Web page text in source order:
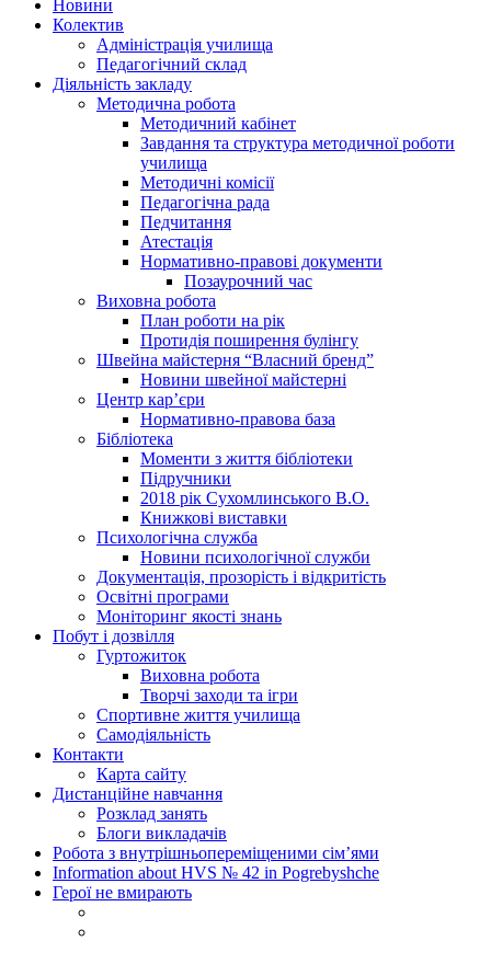
Новини
Колектив
Адміністрація училища
Педагогічний склад
Діяльність закладу
Методична робота
Методичний кабінет
Завдання та структура методичної роботи
училища
Методичні комісії
Педагогічна рада
Педчитання
Атестація
Нормативно-правові документи
Позаурочний час
Виховна робота
План роботи на рік
Протидія поширення булінгу
Швейна майстерня “Власний бренд”
Новини швейної майстерні
Центр кар’єри
Нормативно-правова база
Бібліотека
Моменти з життя бібліотеки
Підручники
2018 рік Сухомлинського В.О.
Книжкові виставки
Психологічна служба
Новини психологічної служби
Документація, прозорість і відкритість
Освітні програми
Моніторинг якості знань
Побут і дозвілля
Гуртожиток
Виховна робота
Творчі заходи та ігри
Спортивне життя училища
Самодіяльність
Контакти
Карта сайту
Дистанційне навчання
Розклад занять
Блоги викладачів
Робота з внутрішньопереміщеними сім’ями
Information about HVS № 42 in Pogrebyshche
Герої не вмирають